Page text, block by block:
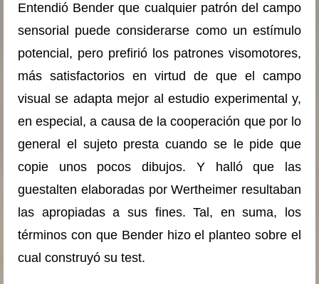
Entendió Bender que cualquier patrón del campo
sensorial puede considerarse como un estímulo
potencial, pero prefirió los patrones visomotores,
más satisfactorios en virtud de que el campo
visual se adapta mejor al estudio experimental y,
en especial, a causa de la cooperación que por lo
general el sujeto presta cuando se le pide que
copie unos pocos dibujos. Y halló que las
guestalten elaboradas por Wertheimer resultaban
las apropiadas a sus fines. Tal, en suma, los
términos con que Bender hizo el planteo sobre el
cual construyó su test.